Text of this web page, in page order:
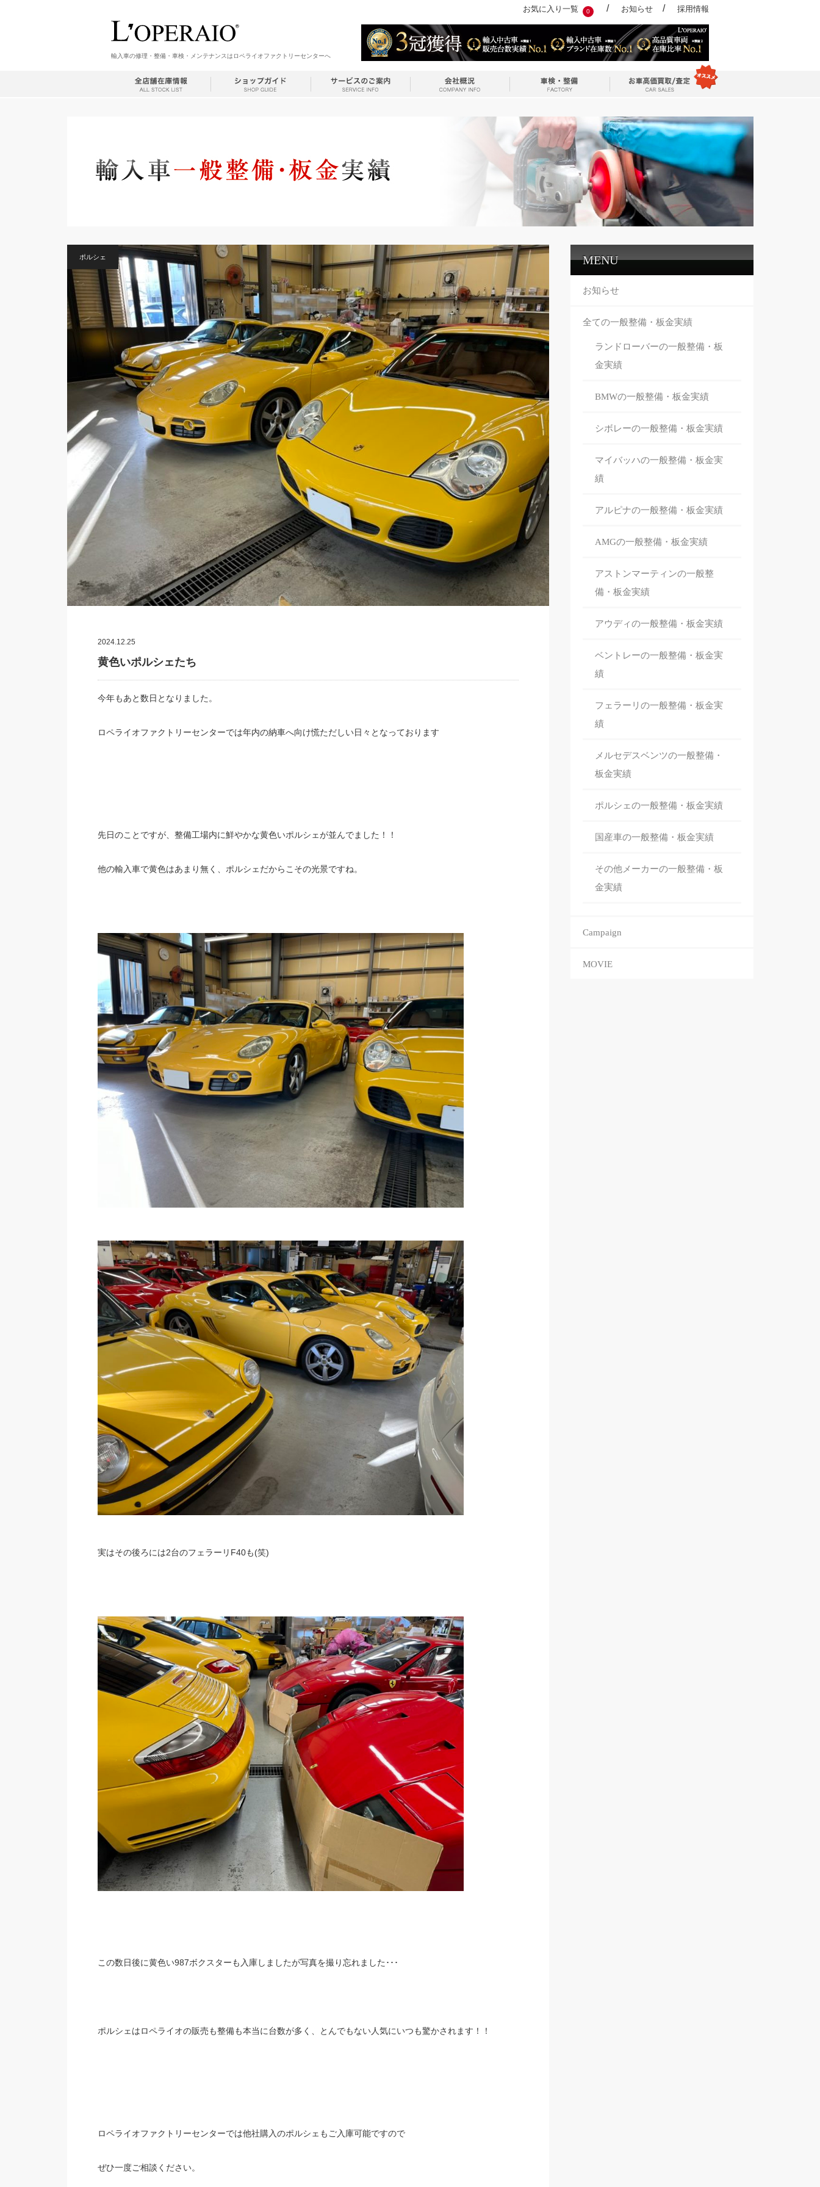
お気に入り一覧 0 / お知らせ / 採用情報
輸入車の修理・整備・車検・メンテナンスはロペライオファクトリーセンターへ
ポルシェ
2024.12.25
黄色いポルシェたち
今年もあと数日となりました。
ロペライオファクトリーセンターでは年内の納車へ向け慌ただしい日々となっております
先日のことですが、整備工場内に鮮やかな黄色いポルシェが並んでました！！
他の輸入車で黄色はあまり無く、ポルシェだからこその光景ですね。
実はその後ろには2台のフェラーリF40も(笑)
この数日後に黄色い987ボクスターも入庫しましたが写真を撮り忘れました･･･
ポルシェはロペライオの販売も整備も本当に台数が多く、とんでもない人気にいつも驚かされます！！
ロペライオファクトリーセンターでは他社購入のポルシェもご入庫可能ですので
ぜひ一度ご相談ください。
MENU
お知らせ
全ての一般整備・板金実績
ランドローバーの一般整備・板
金実績
BMWの一般整備・板金実績
シボレーの一般整備・板金実績
マイバッハの一般整備・板金実
績
アルピナの一般整備・板金実績
AMGの一般整備・板金実績
アストンマーティンの一般整
備・板金実績
アウディの一般整備・板金実績
ベントレーの一般整備・板金実
績
フェラーリの一般整備・板金実
績
メルセデスベンツの一般整備・
板金実績
ポルシェの一般整備・板金実績
国産車の一般整備・板金実績
その他メーカーの一般整備・板
金実績
Campaign
MOVIE